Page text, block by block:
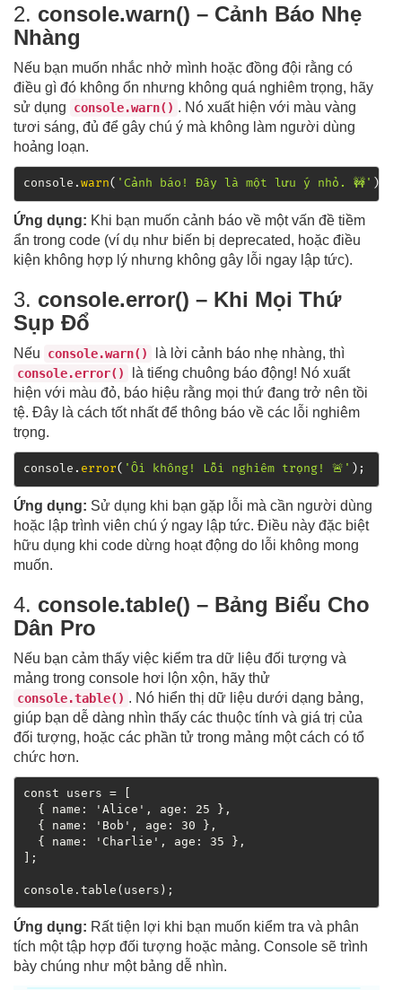
2. console.warn() – Cảnh Báo Nhẹ
Nhàng
Nếu bạn muốn nhắc nhở mình hoặc đồng đội rằng có
điều gì đó không ổn nhưng không quá nghiêm trọng, hãy
sử dụng
console.warn() . Nó xuất hiện với màu vàng
tươi sáng, đủ để gây chú ý mà không làm người dùng
hoảng loạn.
console .warn( 'Cảnh báo! Đây là một lưu ý nhỏ. 🚧' )
Ứng dụng: Khi bạn muốn cảnh báo về một vấn đề tiềm
ẩn trong code (ví dụ như biến bị deprecated, hoặc điều
kiện không hợp lý nhưng không gây lỗi ngay lập tức).
3. console.error() – Khi Mọi Thứ
Sụp Đổ
Nếu console.warn() là lời cảnh báo nhẹ nhàng, thì
console.error()
là tiếng chuông báo động! Nó xuất
hiện với màu đỏ, báo hiệu rằng mọi thứ đang trở nên tồi
tệ. Đây là cách tốt nhất để thông báo về các lỗi nghiêm
trọng.
console . error( 'Ôi không! Lỗi nghiêm trọng! 🚨' ) ;
Ứng dụng: Sử dụng khi bạn gặp lỗi mà cần người dùng
hoặc lập trình viên chú ý ngay lập tức. Điều này đặc biệt
hữu dụng khi code dừng hoạt động do lỗi không mong
muốn.
4. console.table() – Bảng Biểu Cho
Dân Pro
Nếu bạn cảm thấy việc kiểm tra dữ liệu đối tượng và
mảng trong console hơi lộn xộn, hãy thử
console.table() . Nó hiển thị dữ liệu dưới dạng bảng,
giúp bạn dễ dàng nhìn thấy các thuộc tính và giá trị của
đối tượng, hoặc các phần tử trong mảng một cách có tổ
chức hơn.
const users = [
];
Ứng dụng: Rất tiện lợi khi bạn muốn kiểm tra và phân
tích một tập hợp đối tượng hoặc mảng. Console sẽ trình
bày chúng như một bảng dễ nhìn.